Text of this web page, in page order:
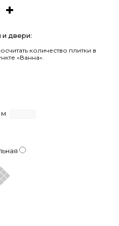
и двери:
количество плитки в
«Ванна».
м